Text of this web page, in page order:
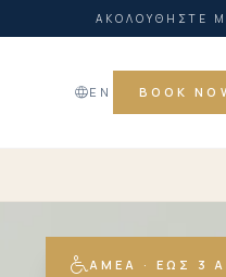
ΑΚΟΛΟΥΘΉΣΤΕ
EN BOOK
ΑΜΕΑ · ΈΩΣ 3